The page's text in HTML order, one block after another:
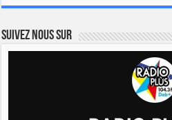
Suivez nous sur